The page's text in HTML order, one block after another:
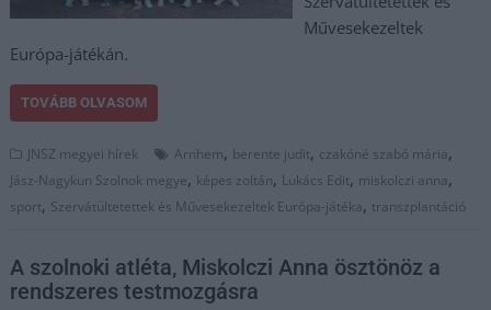
Művesekezeltek
Európa-játékán.
TOVÁBB OLVASOM
JNSZ megyei hírek Arnhem, berente judit, czakóné szabó mária,
Jász-Nagykun Szolnok megye, képes zoltán, Lukács Edit, miskolczi anna,
sport, Szervátültetettek és Művesekezeltek Európa-játéka, transzplantáció
A szolnoki atléta, Miskolczi Anna ösztönöz a
rendszeres testmozgásra